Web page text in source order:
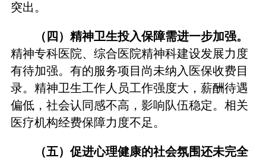
突出。
（四）精神卫生投入保障需进一步加强。
精神专科医院、综合医院精神科建设发展力度
有待加强。有的服务项目尚未纳入医保收费目
录。精神卫生工作人员工作强度大，薪酬待遇
偏低，社会认同感不高，影响队伍稳定。相关
医疗机构经费保障力度不足。
（五）促进心理健康的社会氛围还未完全